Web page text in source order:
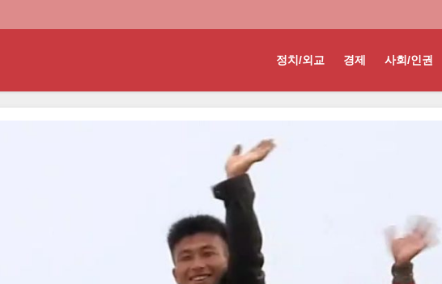
정치/외교 경제 사회/인권